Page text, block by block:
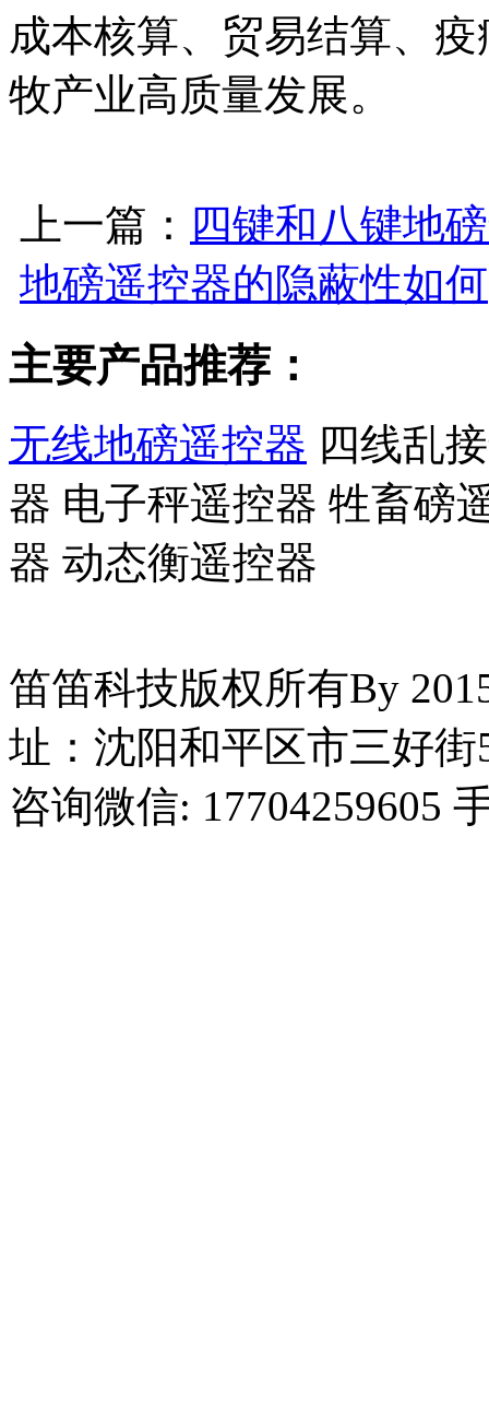
成本核算、贸易结算、
牧产业高质量发展。
上一篇： 四键和八键地
地磅遥控器的隐蔽性如何
主要产品推荐：
无线地磅遥控器 四线乱
器 电子秤遥控器 牲畜磅
器 动态衡遥控器
笛笛科技版权所有By
址：沈阳和平区市三好
咨询微信: 17704259605